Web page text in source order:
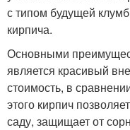
с типом будущей
кирпича.
Основными
является красивый
стоимость, в
этого кирпич
саду, защищает от